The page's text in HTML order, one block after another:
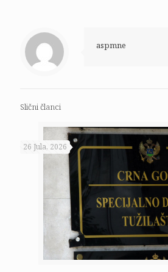
aspmne
Slični članci
26 Jula, 2026